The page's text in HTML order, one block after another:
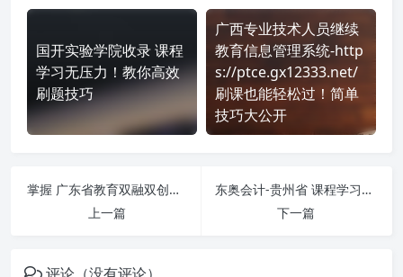
国开实验学院收录 课程
学习无压力！教你高效
刷题技巧
广西专业技术人员继续
教育信息管理系统-http
s://ptce.gx12333.net/
刷课也能轻松过！简单
技巧大公开
掌握 广东省教育双融双创智慧共享社区【常速】-https://srsc.gdedu.gov.cn/srsc/home/portalHome 课程，简单刷课技巧分享！
上一篇
东奥会计-贵州省 课程学习无压力！教你高效刷题技巧
下一篇